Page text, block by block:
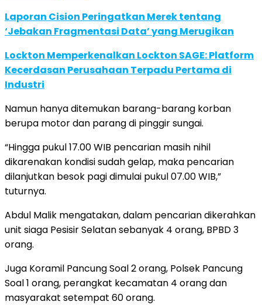
Laporan Cision Peringatkan Merek tentang
‘Jebakan Fragmentasi Data’ yang Merugikan
Lockton Memperkenalkan Lockton SAGE: Platform
Kecerdasan Perusahaan Terpadu Pertama di
Industri
Namun hanya ditemukan barang-barang korban
berupa motor dan parang di pinggir sungai.
“Hingga pukul 17.00 WIB pencarian masih nihil
dikarenakan kondisi sudah gelap, maka pencarian
dilanjutkan besok pagi dimulai pukul 07.00 WIB,”
tuturnya.
Abdul Malik mengatakan, dalam pencarian dikerahkan
unit siaga Pesisir Selatan sebanyak 4 orang, BPBD 3
orang.
Juga Koramil Pancung Soal 2 orang, Polsek Pancung
Soal 1 orang, perangkat kecamatan 4 orang dan
masyarakat setempat 60 orang.